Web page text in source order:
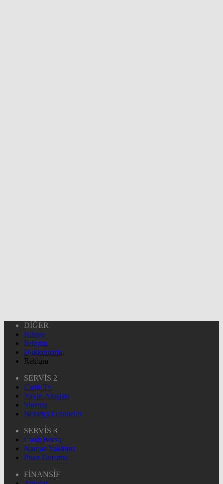
DİĞER
Künye
İletişim
Hakkımızda
Reklam
SERVİS 2
Canlı Tv
Yayın Akışları
Sinema
Nöbetçi Eczaneler
SERVİS 3
Canlı Borsa
Namaz Vakitleri
Puan Durumu
FİNANSİF